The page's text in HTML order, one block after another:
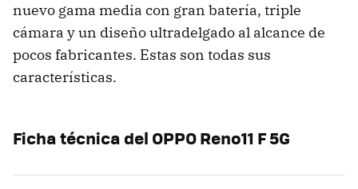
nuevo gama media con gran batería, triple
cámara y un diseño ultradelgado al alcance de
pocos fabricantes. Estas son todas sus
características.
Ficha técnica del OPPO Reno11 F 5G